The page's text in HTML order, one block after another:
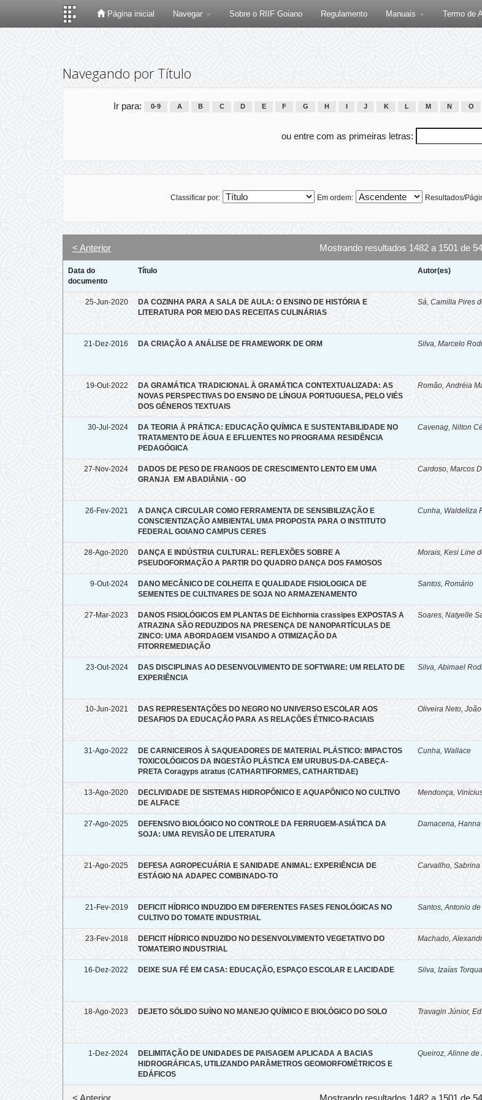
Página inicial Navegar Sobre o RIIF Goiano Regulamento Manuais Termo de
Navegando por Título
Ir para: 0-9 A B C D E F G H J K L M N O
ou entre com as primeiras letras:
Classificar por: Em ordem: Resultados/
Mostrando resultados 1482 a 1501 de
< Anterior
Data do
documento
Título Autor(es)
25-Jun-2020
DA COZINHA PARA A SALA DE AULA: O ENSINO DE HISTÓRIA E
LITERATURA POR MEIO DAS RECEITAS CULINÁRIAS
Sá, Camilla Pires
21-Dez-2016 DA CRIAÇÃO A ANÁLISE DE FRAMEWORK DE ORM Silva, Marcelo
19-Out-2022
DA GRAMÁTICA TRADICIONAL À GRAMÁTICA CONTEXTUALIZADA: AS
NOVAS PERSPECTIVAS DO ENSINO DE LÍNGUA PORTUGUESA, PELO VIÉS
DOS GÊNEROS TEXTUAIS
Romão, Andréia
30-Jul-2024
DA TEORIA À PRÁTICA: EDUCAÇÃO QUÍMICA E SUSTENTABILIDADE NO
TRATAMENTO DE ÁGUA E EFLUENTES NO PROGRAMA RESIDÊNCIA
PEDAGÓGICA
Cavenag, Nilton
27-Nov-2024
DADOS DE PESO DE FRANGOS DE CRESCIMENTO LENTO EM UMA
GRANJA EM ABADIÂNIA - GO
Cardoso, Marcos
26-Fev-2021
A DANÇA CIRCULAR COMO FERRAMENTA DE SENSIBILIZAÇÃO E
CONSCIENTIZAÇÃO AMBIENTAL UMA PROPOSTA PARA O INSTITUTO
FEDERAL GOIANO CAMPUS CERES
Cunha, Waldeliza
28-Ago-2020
DANÇA E INDÚSTRIA CULTURAL: REFLEXÕES SOBRE A
PSEUDOFORMAÇÃO A PARTIR DO QUADRO DANÇA DOS FAMOSOS
Morais, Kesi Line
9-Out-2024
DANO MECÂNICO DE COLHEITA E QUALIDADE FISIOLOGICA DE
SEMENTES DE CULTIVARES DE SOJA NO ARMAZENAMENTO
Santos, Romário
27-Mar-2023
DANOS FISIOLÓGICOS EM PLANTAS DE Eichhornia crassipes EXPOSTAS A
ATRAZINA SÃO REDUZIDOS NA PRESENÇA DE NANOPARTÍCULAS DE
ZINCO: UMA ABORDAGEM VISANDO A OTIMIZAÇÃO DA
FITORREMEDIAÇÃO
Soares, Natyelle
23-Out-2024
DAS DISCIPLINAS AO DESENVOLVIMENTO DE SOFTWARE: UM RELATO DE
EXPERIÊNCIA
Silva, Abimael
10-Jun-2021
DAS REPRESENTAÇÕES DO NEGRO NO UNIVERSO ESCOLAR AOS
DESAFIOS DA EDUCAÇÃO PARA AS RELAÇÕES ÉTNICO-RACIAIS
Oliveira Neto,
31-Ago-2022
DE CARNICEIROS À SAQUEADORES DE MATERIAL PLÁSTICO: IMPACTOS
TOXICOLÓGICOS DA INGESTÃO PLÁSTICA EM URUBUS-DA-CABEÇA-
PRETA Coragyps atratus (CATHARTIFORMES, CATHARTIDAE)
Cunha, Wallace
13-Ago-2020
DECLIVIDADE DE SISTEMAS HIDROPÔNICO E AQUAPÔNICO NO CULTIVO
DE ALFACE
Mendonça,
27-Ago-2025
DEFENSIVO BIOLÓGICO NO CONTROLE DA FERRUGEM-ASIÁTICA DA
SOJA: UMA REVISÃO DE LITERATURA
Damacena,
21-Ago-2025
DEFESA AGROPECUÁRIA E SANIDADE ANIMAL: EXPERIÊNCIA DE
ESTÁGIO NA ADAPEC COMBINADO-TO
Carvallho,
21-Fev-2019
DEFICIT HÍDRICO INDUZIDO EM DIFERENTES FASES FENOLÓGICAS NO
CULTIVO DO TOMATE INDUSTRIAL
Santos, Antonio
23-Fev-2018
DEFICIT HÍDRICO INDUZIDO NO DESENVOLVIMENTO VEGETATIVO DO
TOMATEIRO INDUSTRIAL
Machado,
16-Dez-2022 DEIXE SUA FÉ EM CASA: EDUCAÇÃO, ESPAÇO ESCOLAR E LAICIDADE Silva, Izaías
18-Ago-2023 DEJETO SÓLIDO SUÍNO NO MANEJO QUÍMICO E BIOLÓGICO DO SOLO Travagin Júnior,
1-Dez-2024
DELIMITAÇÃO DE UNIDADES DE PAISAGEM APLICADA A BACIAS
HIDROGRÁFICAS, UTILIZANDO PARÂMETROS GEOMORFOMÉTRICOS E
EDÁFICOS
Queiroz, Alinne de
Mostrando resultados 1482 a 1501 de
< Anterior